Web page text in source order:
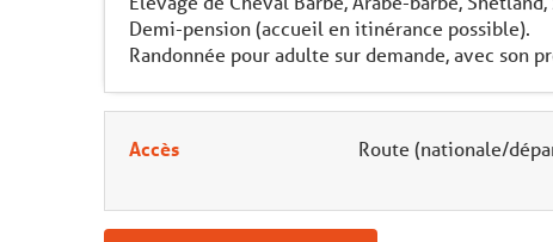
Demi-pension (accueil en itinérance possible).
Randonnée pour adulte sur demande, avec son
Accès Route (nationale/